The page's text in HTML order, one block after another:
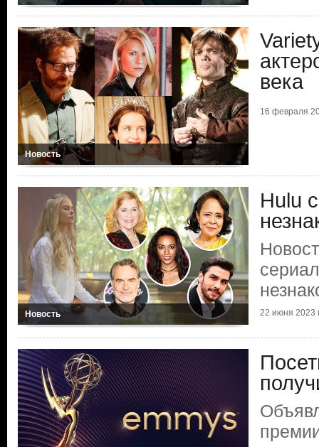
Новость
века
16 февраля
Новость
Hulu
22 июня 2023